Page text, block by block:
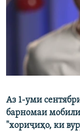
Аз 1-уми
барномаи
"хориҷиҳо, ки